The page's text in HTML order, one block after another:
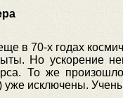
в 70-х годах
Но ускорение
То же
уже исключены.